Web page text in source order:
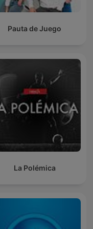
Pauta de Juego
La Polémica